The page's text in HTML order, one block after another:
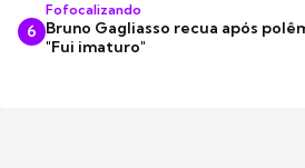
6
Fofocalizando
Bruno Gagliasso recua após
"Fui imaturo"